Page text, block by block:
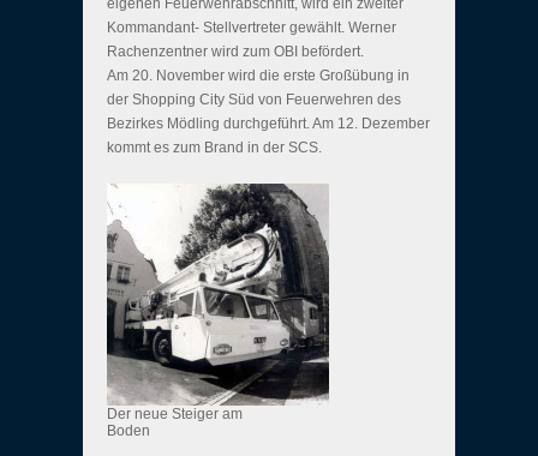
eigenen Feuerwehrabschnitt, wird ein zweiter
Kommandant- Stellvertreter gewählt. Werner
Rachenzentner wird zum OBI befördert.
Am 20. November wird die erste Großübung in
der Shopping City Süd von Feuerwehren des
Bezirkes Mödling durchgeführt. Am 12. Dezember
kommt es zum Brand in der SCS.
Der neue Steiger am
Boden